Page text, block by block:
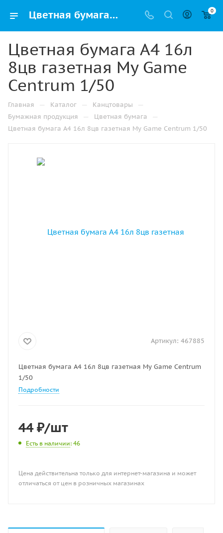
Цветная бумага А4 16л 8цв газетная My Game Centrum 1/50 купить оптом и в розницу в Казани 0
Цветная бумага А4 16л
8цв газетная My Game
Centrum 1/50
Главная — Каталог — Канцтовары —
Бумажная продукция — Цветная бумага —
Цветная бумага А4 16л 8цв газетная My Game Centrum 1/50
Артикул: 467885
Цветная бумага А4 16л 8цв газетная My Game Centrum
1/50
Подробности
44₽/шт
Есть в наличии: 46
Цена действительна только для интернет-магазина и может
отличаться от цен в розничных магазинах